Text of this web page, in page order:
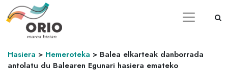
Hasiera > Hemeroteka > Balea elkarteak danborrada
antolatu du Balearen Egunari hasiera emateko